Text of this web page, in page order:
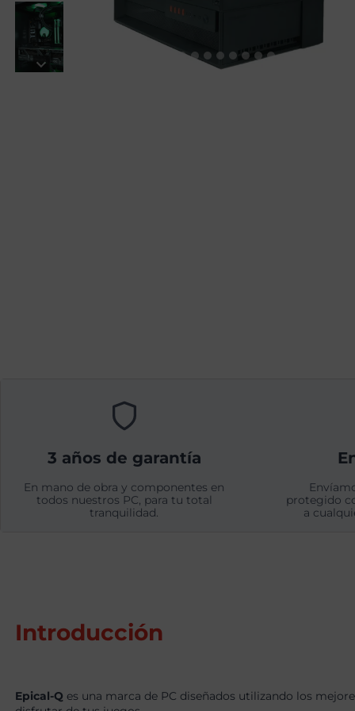
3 años de garantía
En mano de obra y componentes en
todos nuestros PC, para tu total
tranquilidad.
protegido
a
Introducción
Epical-Q es una marca de PC diseñados utilizando los